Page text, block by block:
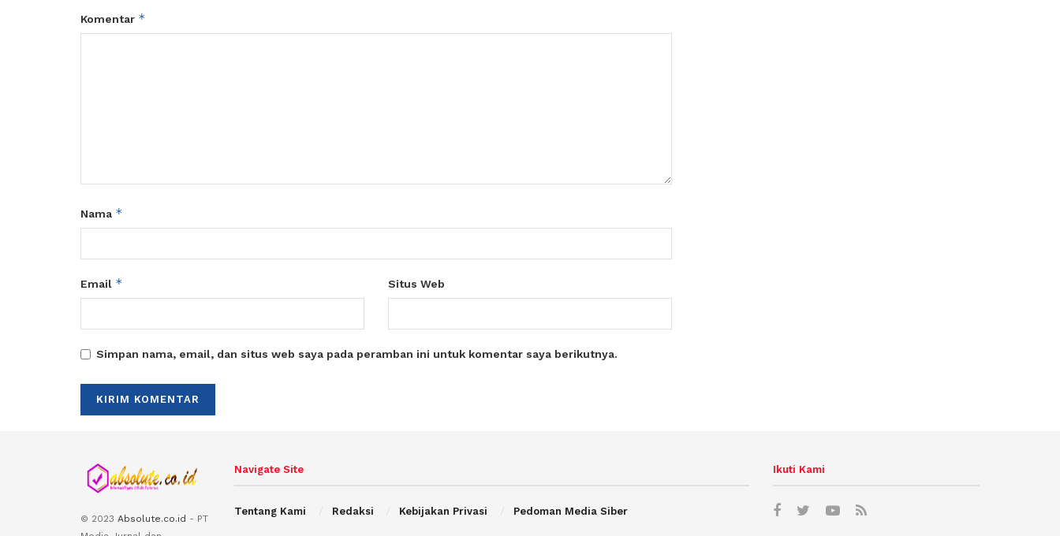
Komentar *
Nama *
Email * Situs Web
Simpan nama, email, dan situs web saya pada peramban ini untuk komentar saya berikutnya.
© 2023 Absolute.co.id - PT
Navigate Site
Tentang Kami Redaksi Kebijakan Privasi Pedoman Media Siber
Ikuti Kami